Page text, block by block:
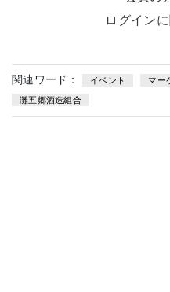
ログイン
関連ワード： イベント マー
灘五郷酒造組合